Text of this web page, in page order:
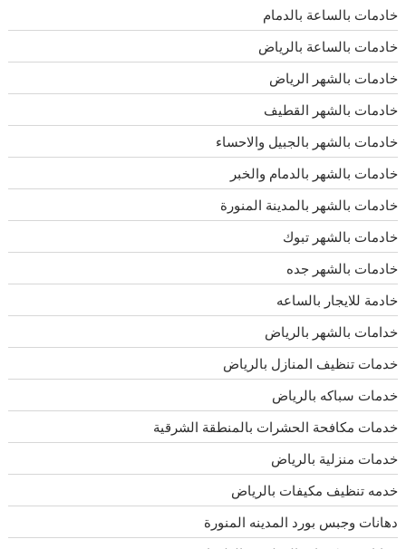
خادمات بالساعة بالدمام
خادمات بالساعة بالرياض
خادمات بالشهر الرياض
خادمات بالشهر القطيف
خادمات بالشهر بالجبيل والاحساء
خادمات بالشهر بالدمام والخبر
خادمات بالشهر بالمدينة المنورة
خادمات بالشهر تبوك
خادمات بالشهر جده
خادمة للايجار بالساعه
خدامات بالشهر بالرياض
خدمات تنظيف المنازل بالرياض
خدمات سباكه بالرياض
خدمات مكافحة الحشرات بالمنطقة الشرقية
خدمات منزلية بالرياض
خدمه تنظيف مكيفات بالرياض
دهانات وجبس بورد المدينه المنورة